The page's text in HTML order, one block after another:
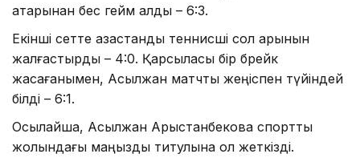
қатарынан бес гейм алды – 6:3.
Екінші сетте қазақстандық теннисші сол қарқынын
жалғастырды – 4:0. Қарсыласы бір брейк
жасағанымен, Асылжан матчты жеңіспен түйіндей
білді – 6:1.
Осылайша, Асылжан Арыстанбекова спорттық
жолындағы маңызды титулына қол жеткізді.